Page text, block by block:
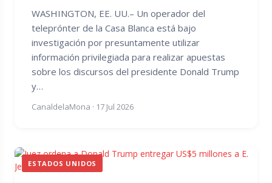
WASHINGTON, EE. UU.– Un operador del
teleprónter de la Casa Blanca está bajo
investigación por presuntamente utilizar
información privilegiada para realizar apuestas
sobre los discursos del presidente Donald Trump
y…
CanaldelaMona · 17 Jul 2026
ESTADOS UNIDOS